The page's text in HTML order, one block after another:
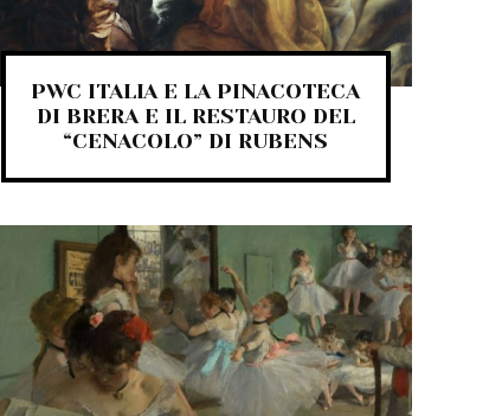
PWC ITALIA E LA PINACOTECA
DI BRERA E IL RESTAURO DEL
“CENACOLO” DI RUBENS